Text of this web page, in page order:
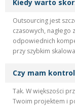
Kiedy warto
Outsourcing jest
czasowych,
odpowiednich
przy szybkim
Czy mam
Tak. W większości
Twoim projektem i